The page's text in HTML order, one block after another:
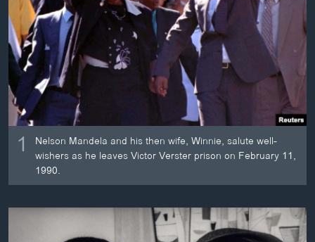
ທຸລະກິດ
ພາສາອັງກິດ
ວີດີໂອ
ສຽງ
ລາຍການກະຈາຍສຽງ
ລາຍງານ
ຕິດຕາມພວກເຮົາ ທີ່
1
Nelson Mandela and his then wife, Winnie, salute well-
wishers as he leaves Victor Verster prison on February 11,
1990.